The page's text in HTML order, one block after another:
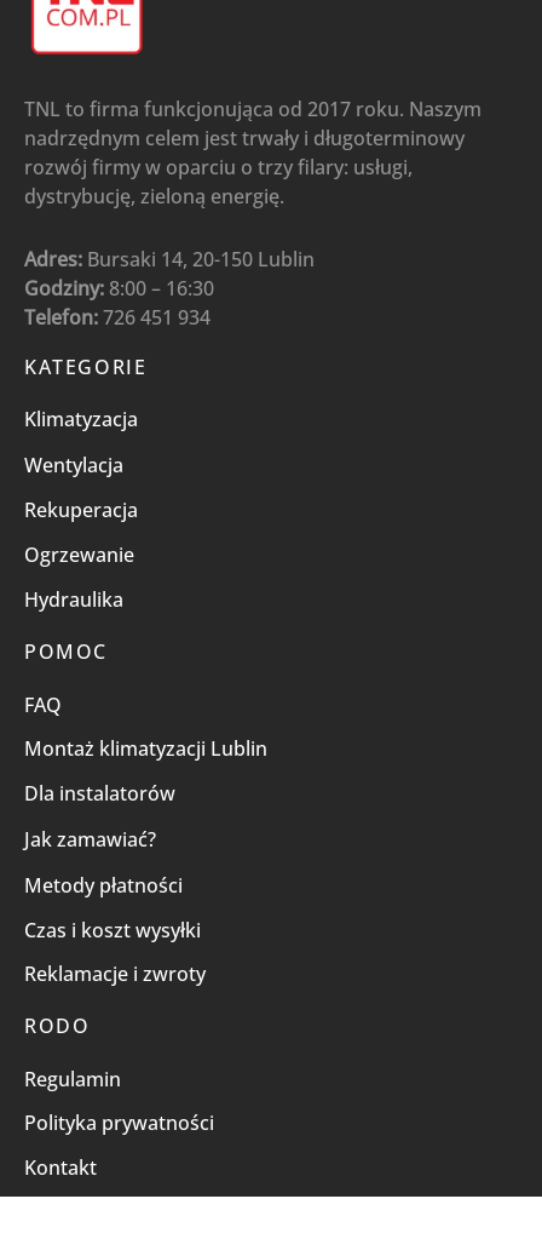
TNL to firma funkcjonująca od 2017 roku. Naszym
nadrzędnym celem jest trwały i długoterminowy
rozwój firmy w oparciu o trzy filary: usługi,
dystrybucję, zieloną energię.
Adres: Bursaki 14, 20-150 Lublin
Godziny: 8:00 – 16:30
Telefon:726 451 934
KATEGORIE
Klimatyzacja
Wentylacja
Rekuperacja
Ogrzewanie
Hydraulika
POMOC
FAQ
Montaż klimatyzacji Lublin
Dla instalatorów
Jak zamawiać?
Metody płatności
Czas i koszt wysyłki
Reklamacje i zwroty
RODO
Regulamin
Polityka prywatności
Kontakt